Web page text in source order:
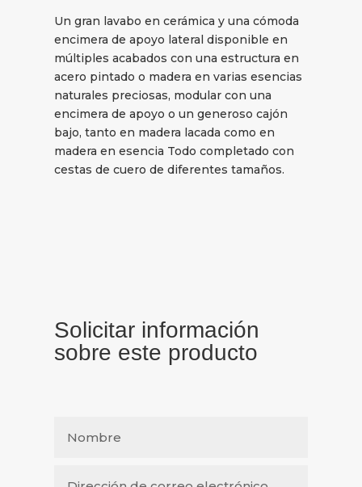
Un gran lavabo en cerámica y una cómoda
encimera de apoyo lateral disponible en
múltiples acabados con una estructura en
acero pintado o madera en varias esencias
naturales preciosas, modular con una
encimera de apoyo o un generoso cajón
bajo, tanto en madera lacada como en
madera en esencia Todo completado con
cestas de cuero de diferentes tamaños.
Solicitar información
sobre este producto